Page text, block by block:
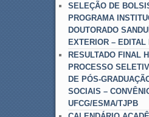
SELEÇÃO DE
PROGRAMA
DOUTORADO
EXTERIOR – EDITAL
RESULTADO FINAL
PROCESSO
DE PÓS-
SOCIAIS –
UFCG/ESMA/TJPB